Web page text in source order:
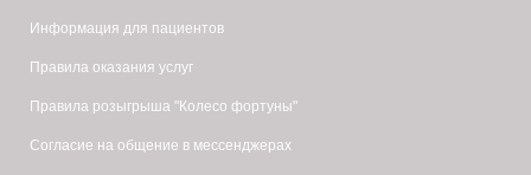
персонал
сети
клиник
«Подружки»
Информация для пациентов
Правила оказания услуг
Правила розыгрыша "Колесо фортуны"
Согласие на общение в мессенджерах